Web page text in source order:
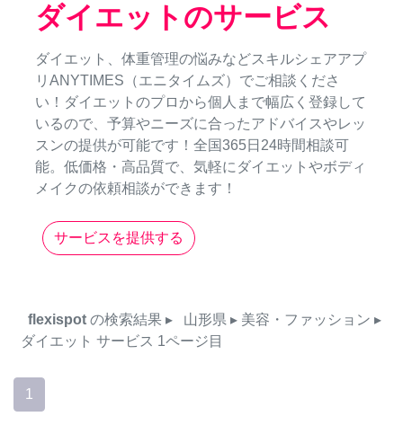
ダイエットのサービス
ダイエット、体重管理の悩みなどスキルシェアアプ
リANYTIMES（エニタイムズ）でご相談くださ
い！ダイエットのプロから個人まで幅広く登録して
いるので、予算やニーズに合ったアドバイスやレッ
スンの提供が可能です！全国365日24時間相談可
能。低価格・高品質で、気軽にダイエットやボディ
メイクの依頼相談ができます！
サービスを提供する
flexispot の検索結果 ▸ 山形県 ▸ 美容・ファッション ▸
ダイエット サービス 1ページ目
1